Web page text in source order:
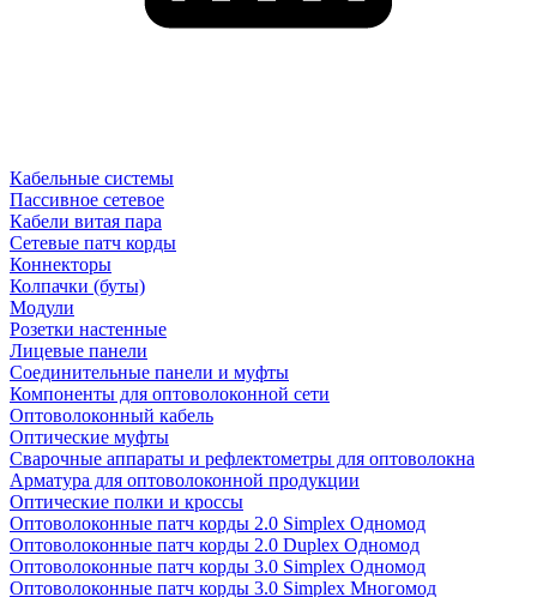
Кабельные системы
Пассивное сетевое
Кабели витая пара
Сетевые патч корды
Коннекторы
Колпачки (буты)
Модули
Розетки настенные
Лицевые панели
Соединительные панели и муфты
Компоненты для оптоволоконной сети
Оптоволоконный кабель
Оптические муфты
Сварочные аппараты и рефлектометры для оптоволокна
Арматура для оптоволоконной продукции
Оптические полки и кроссы
Оптоволоконные патч корды 2.0 Simplex Одномод
Оптоволоконные патч корды 2.0 Duplex Одномод
Оптоволоконные патч корды 3.0 Simplex Одномод
Оптоволоконные патч корды 3.0 Simplex Многомод